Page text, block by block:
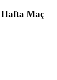
Hafta Maç